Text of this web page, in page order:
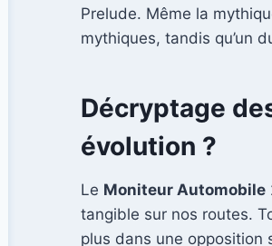
Prelude. Même la
mythiques, tandis qu’un
Décryptage
évolution ?
Le Moniteur Automobile
tangible sur nos routes.
plus dans une opposition